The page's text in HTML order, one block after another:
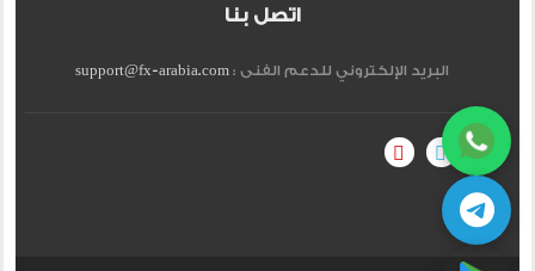
اتصل بنا
البريد الإلكتروني للدعم الفنى :support@fx-arabia.com